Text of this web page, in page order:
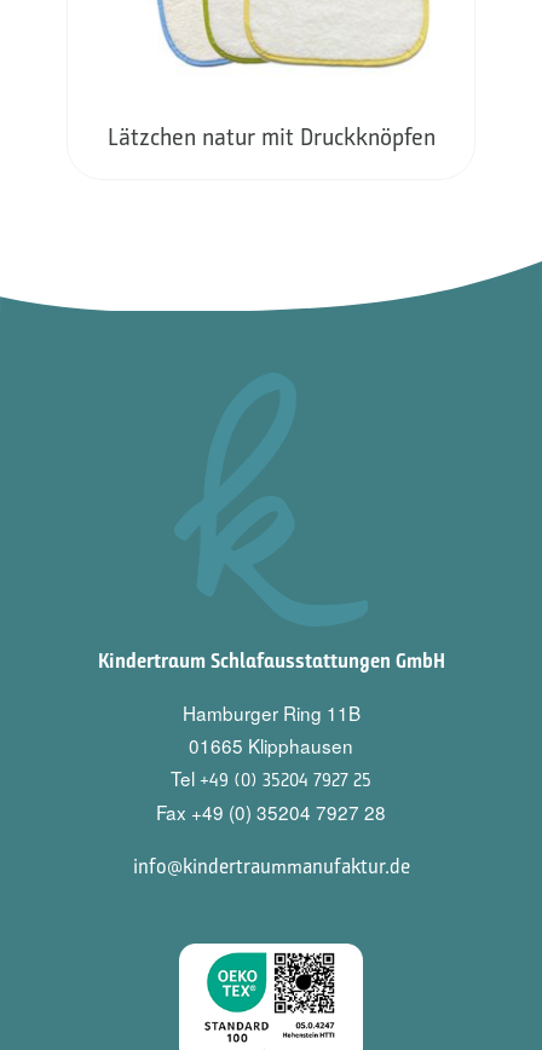
Lätzchen natur mit Druckknöpfen
Kindertraum Schlafausstattungen GmbH
Hamburger Ring 11B
01665 Klipphausen
Tel +49 (0) 35204 7927 25
Fax +49 (0) 35204 7927 28
info@kindertraummanufaktur.de